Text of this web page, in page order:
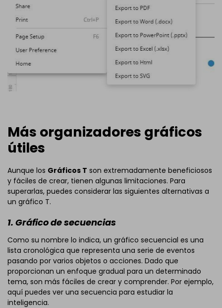
Más organizadores gráficos
útiles
Aunque los Gráficos T son extremadamente beneficiosos
y fáciles de crear, tienen algunas limitaciones. Para
superarlas, puedes considerar las siguientes alternativas a
un gráfico T.
1. Gráfico de secuencias
Como su nombre lo indica, un gráfico secuencial es una
lista cronológica que representa una serie de eventos
pasando por varios objetos o acciones. Dado que
proporcionan un enfoque gradual para un determinado
tema, son más fáciles de crear y comprender. Por ejemplo,
aquí puedes ver una secuencia para estudiar la
inteligencia.